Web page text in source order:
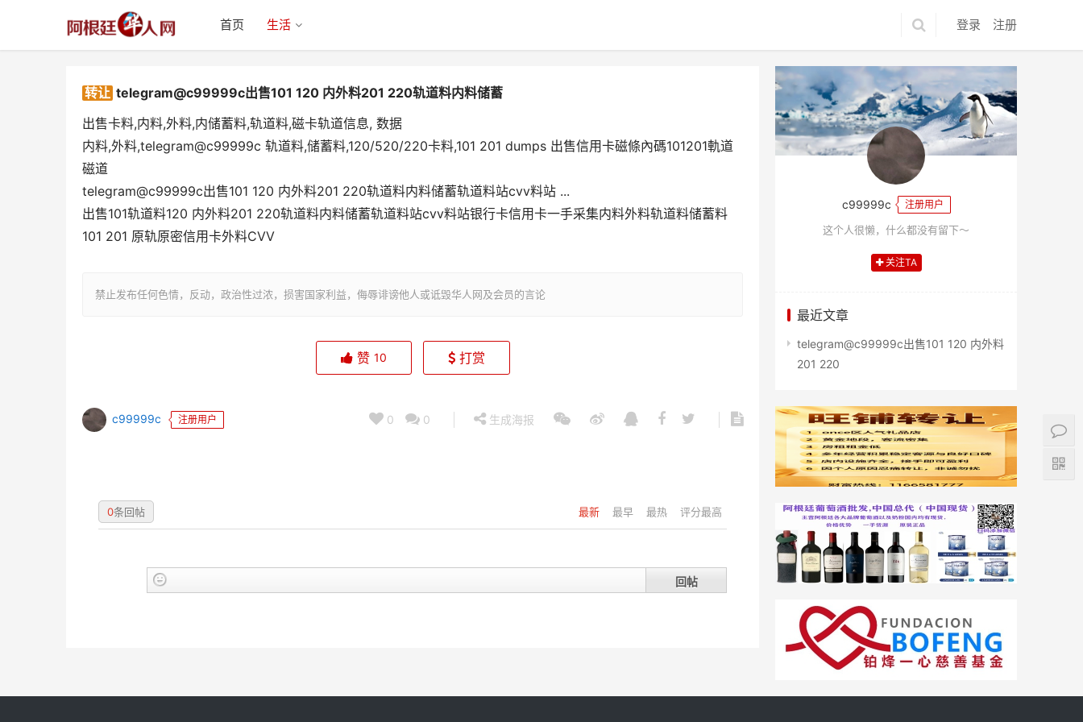
登录 注册
首页 生活
转让 telegram@c99999c出售101 120 内外料201 220轨道料内料储蓄
出售卡料,内料,外料,内储蓄料,轨道料,磁卡轨道信息, 数据
内料,外料,telegram@c99999c 轨道料,储蓄料,120/520/220卡料,101 201 dumps 出售信用卡磁條內碼101201軌道
磁道
telegram@c99999c出售101 120 内外料201 220轨道料内料储蓄轨道料站cvv料站 ...
出售101轨道料120 内外料201 220轨道料内料储蓄轨道料站cvv料站银行卡信用卡一手采集内料外料轨道料储蓄料
101 201 原轨原密信用卡外料CVV
禁止发布任何色情，反动，政治性过浓，损害国家利益，侮辱诽谤他人或诋毁华人网及会员的言论
telegram@c99999c出售101
赞 10 打赏
c99999c 注册用户 0 0 生成海报
最新 最早 最热 评分最高
0条回帖
回帖
c99999c 注册用户
这个人很懒，什么都没有留下～
关注TA
最近文章
telegram@c99999c出售101 120 内外料
201 220